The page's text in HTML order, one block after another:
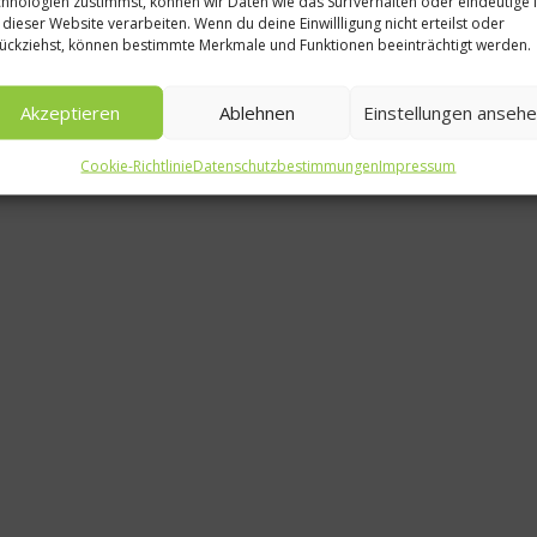
dieser Website verarbeiten. Wenn du deine Einwillligung nicht erteilst oder
können bestimmte Merkmale und Funktionen beeinträchtigt werden.
Akzeptieren Ablehnen Einstellungen
Cookie-RichtlinieDatenschutzbestimmungenImpressum
wird
2.